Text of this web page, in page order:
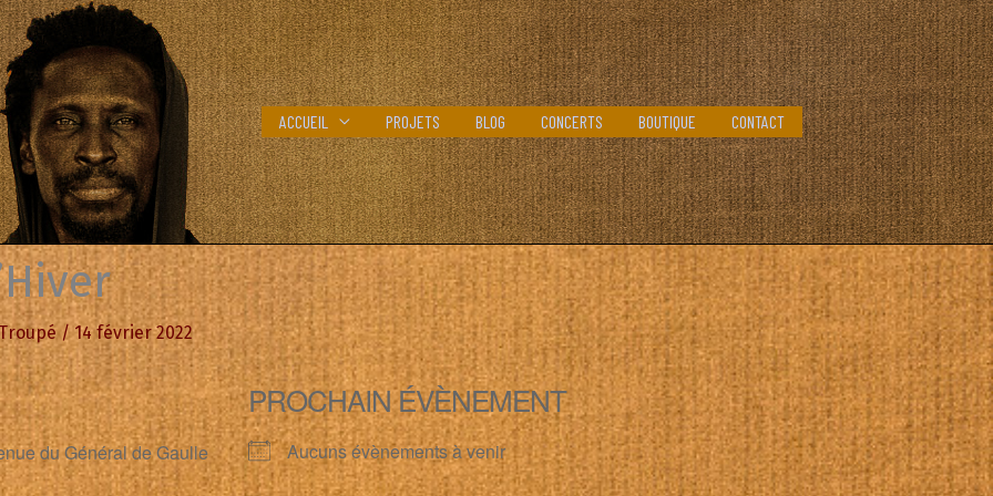
ACCUEIL PROJETS BLOG CONCERTS BOUTIQUE CONTACT
/14 février 2022
du Général de Gaulle
PROCHAIN ÉVÈNEMENT
Aucuns évènements à venir